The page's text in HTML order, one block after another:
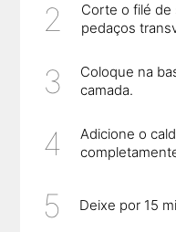
Corte o filé de
pedaços
Coloque na
camada.
Adicione o
Deixe por 15